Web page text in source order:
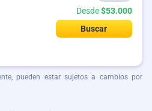
Desde$53.000
Buscar
pueden estar sujetos a cambios por